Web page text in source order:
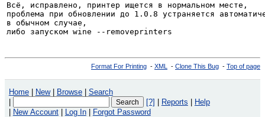
Всё, исправлено, принтер ищется в нормальном месте,
проблема при обновлении до 1.0.8 устраняется
в обычном случае,
либо запуском wine --removeprinters
Format For Printing - XML - Clone This Bug - Top of page
Home New Browse
Search
[?] Reports
Help
New Account Log In Forgot Password